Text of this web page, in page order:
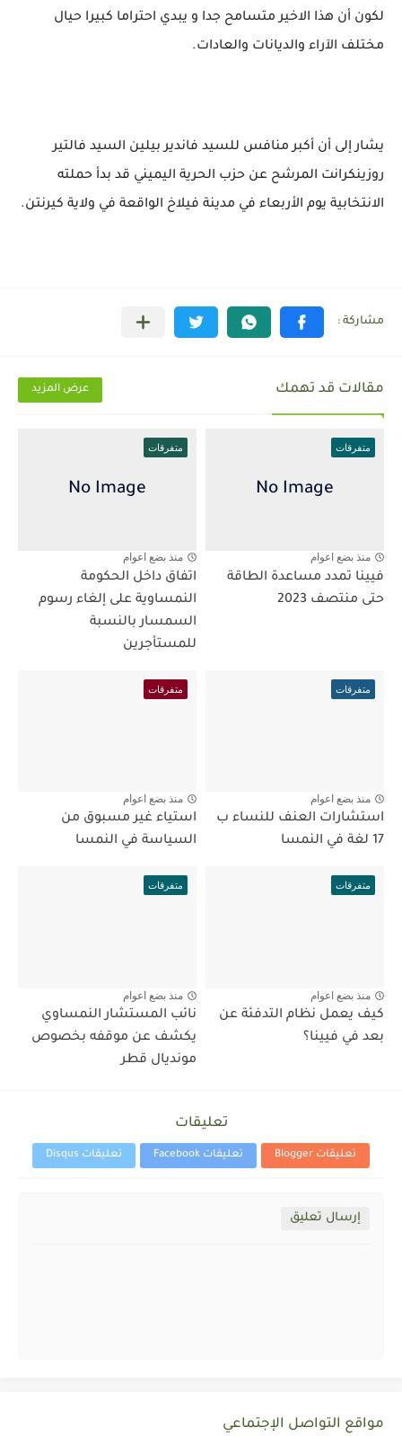
لكون أن هذا الاخير متسامح جدا و يبدي احتراما كبيرا حيال
مختلف الآراء والديانات والعادات.
يشار إلى أن أكبر منافس للسيد فاندير بيلين السيد فالتير
روزينكرانت المرشح عن حزب الحرية اليميني قد بدأ حملته
الانتخابية يوم الأربعاء في مدينة فيلاخ الواقعة في ولاية كيرنتن.
مقالات قد تهمك عرض المزيد
متفرقات
منذ بضع اعوام
فيينا تمدد مساعدة الطاقة
حتى منتصف 2023
متفرقات
منذ بضع اعوام
اتفاق داخل الحكومة
النمساوية على إلغاء رسوم
السمسار بالنسبة
للمستأجرين
متفرقات
منذ بضع اعوام
استشارات العنف للنساء ب
17 لغة في النمسا
متفرقات
منذ بضع اعوام
استياء غير مسبوق من
السياسة في النمسا
متفرقات
منذ بضع اعوام
كيف يعمل نظام التدفئة عن
بعد في فيينا؟
متفرقات
منذ بضع اعوام
نائب المستشار النمساوي
يكشف عن موقفه بخصوص
مونديال قطر
تعليقات
تعليقات Blogger تعليقات Facebook تعليقات Disqus
إرسال تعليق
مواقع التواصل الإجتماعي